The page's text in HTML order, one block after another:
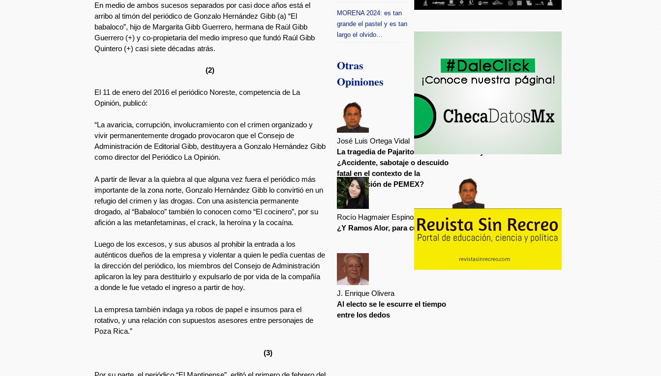
En medio de ambos sucesos separados por casi doce años está el
arribo al timón del periódico de Gonzalo Hernández Gibb (a) “El
babaloco”, hijo de Margarita Gibb Guerrero, hermana de Raúl Gibb
Guerrero (+) y co-propietaria del medio impreso que fundó Raúl Gibb
Quintero (+) casi siete décadas atrás.
(2)
El 11 de enero del 2016 el periódico Noreste, competencia de La
Opinión, publicó:
“La avaricia, corrupción, involucramiento con el crimen organizado y
vivir permanentemente drogado provocaron que el Consejo de
Administración de Editorial Gibb, destituyera a Gonzalo Hernández Gibb
como director del Periódico La Opinión.
A partir de llevar a la quiebra al que alguna vez fuera el periódico más
importante de la zona norte, Gonzalo Hernández Gibb lo convirtió en un
refugio del crimen y las drogas. Con una asistencia permanente
drogado, al “Babaloco” también lo conocen como “El cocinero”, por su
afición a las metanfetaminas, el crack, la heroína y la cocaína.
Luego de los excesos, y sus abusos al prohibir la entrada a los
auténticos dueños de la empresa y violentar a quien le pedía cuentas de
la dirección del periódico, los miembros del Consejo de Administración
aplicaron la ley para destituirlo y expulsarlo de por vida de la compañía
a donde le fue vetado el ingreso a partir de hoy.
La empresa también indaga ya robos de papel e insumos para el
rotativo, y una relación con supuestos asesores entre personajes de
Poza Rica.”
(3)
MORENA 2024: es tan
grande el pastel y es tan
largo el olvido…
Otras
Opiniones
José Luis Ortega Vidal
La tragedia de Pajaritos:
¿Accidente, sabotaje o descuido
fatal en el contexto de la
privatización de PEMEX?
Rocío Hagmaier Espinoza
¿Y Ramos Alor, para cuándo?
José Luis Ortega Vidal
A 30 años de la matanza en
"Sánchez Taboada"...
J. Enrique Olivera
Al electo se le escurre el tiempo
entre los dedos